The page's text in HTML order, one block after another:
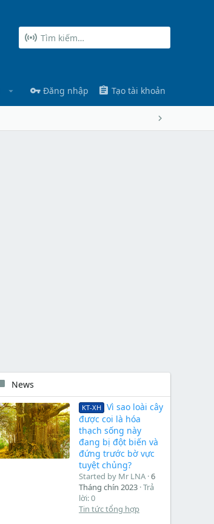
Đăng nhập Tạo tài khoản
News
KT-XH
Vì sao loài cây
được coi là hóa
thạch sống này
đang bị đột biến và
đứng trước bờ vực
tuyệt chủng?
Started by Mr LNA 6
Tháng chín 2023 Trả
lời: 0
Tin tức tổng hợp